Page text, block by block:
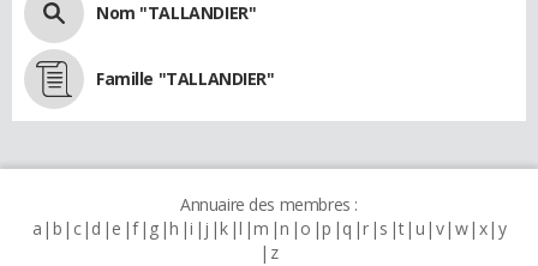
Nom "TALLANDIER"
Famille "TALLANDIER"
Annuaire des membres :
a b c d e f g h i j k l m n o p q r s t u v w x y
z